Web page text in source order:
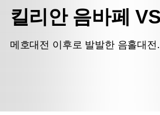
킬리안 음바페
메호대전 이후로 발발한 음홀대전.